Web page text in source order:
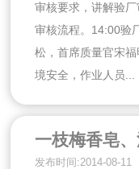
审核要求，讲解验
审核流程。14:00验
松，首席质量官宋
境安全，作业人员...
一枝梅香皂
发布时间:2014-08-11